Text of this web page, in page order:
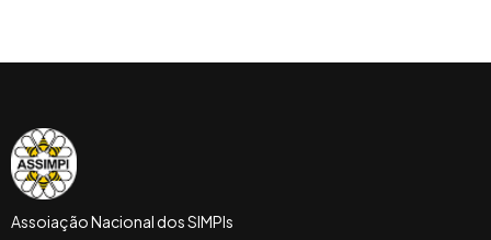
Assoiação Nacional dos SIMPIs